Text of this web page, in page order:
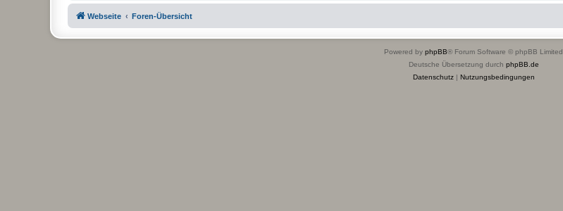
Webseite Foren-Übersicht
Powered by phpBB® Forum Software © phpBB Limited
Deutsche Übersetzung durch phpBB.de
Datenschutz| Nutzungsbedingungen